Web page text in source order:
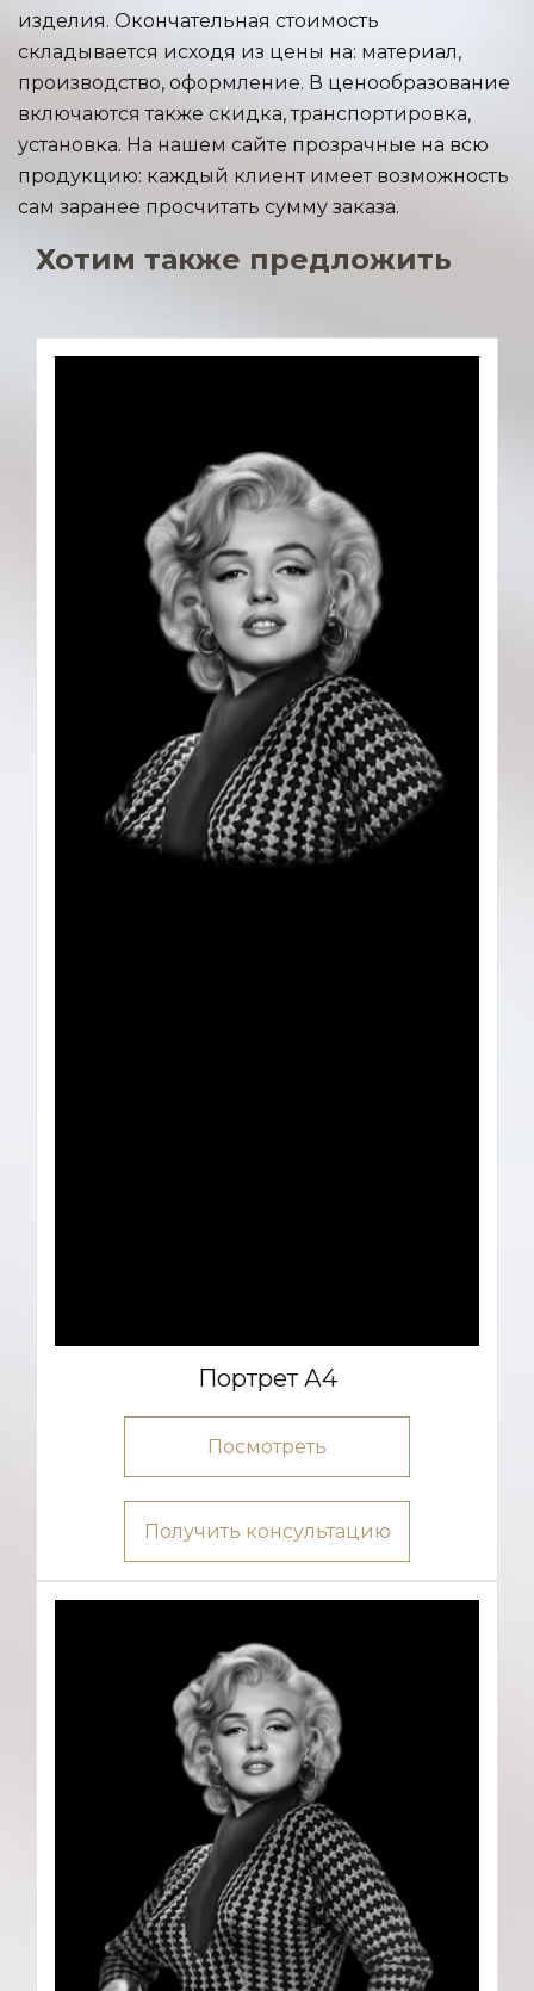
изделия. Окончательная стоимость
складывается исходя из цены на: материал,
производство, оформление. В ценообразование
включаются также скидка, транспортировка,
установка. На нашем сайте прозрачные на всю
продукцию: каждый клиент имеет возможность
сам заранее просчитать сумму заказа.
Хотим также предложить
Портрет А4
Посмотреть
Получить консультацию